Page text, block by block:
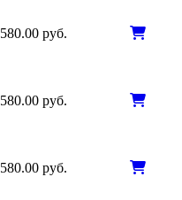
580.00 руб.
580.00 руб.
580.00 руб.